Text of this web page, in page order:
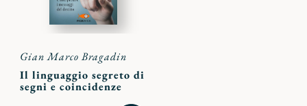
Gian Marco Bragadin
Il linguaggio segreto di
segni e coincidenze